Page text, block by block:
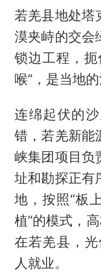
若羌县地处塔
漠夹峙的交会
锁边工程，
喉”，是当地
连绵起伏的
错，若羌新能
峡集团项目负
址和勘探正有
地，按照“板
植”的模式，
在若羌县，
人就业。